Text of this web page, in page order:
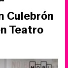
Culebrón
Teatro